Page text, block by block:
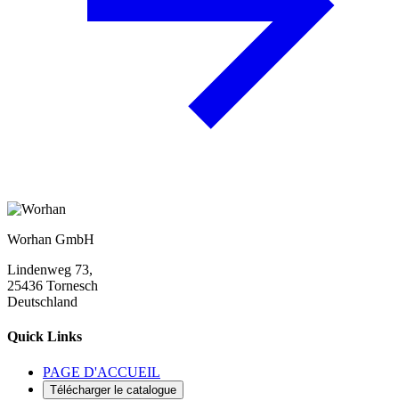
Worhan GmbH
Lindenweg 73,
25436 Tornesch
Deutschland
Quick Links
PAGE D'ACCUEIL
Télécharger le catalogue